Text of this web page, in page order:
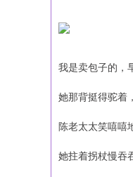
我是卖包子的，
她那背挺得驼着
陈老太太笑嘻嘻
她拄着拐杖慢吞